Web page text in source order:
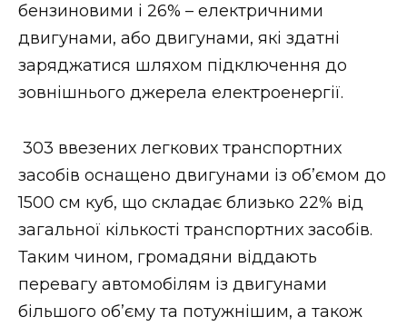
бензиновими і 26% – електричними
двигунами, або двигунами, які здатні
заряджатися шляхом підключення до
зовнішнього джерела електроенергії.
303 ввезених легкових транспортних
засобів оснащено двигунами із об’ємом до
1500 см куб, що складає близько 22% від
загальної кількості транспортних засобів.
Таким чином, громадяни віддають
перевагу автомобілям із двигунами
більшого об’єму та потужнішим, а також